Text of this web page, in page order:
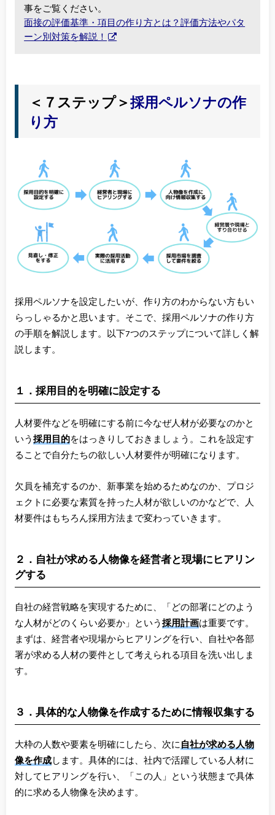
事をご覧ください。
面接の評価基準・項目の作り方とは？評価方法やパタ
ーン別対策を解説！
＜７ステップ＞採用ペルソナの作
り方
採用ペルソナを設定したいが、作り方のわからない方もい
らっしゃるかと思います。そこで、採用ペルソナの作り方
の手順を解説します。以下7つのステップについて詳しく解
説します。
１．採用目的を明確に設定する
人材要件などを明確にする前に今なぜ人材が必要なのかと
いう 採用目的をはっきりしておきましょう。これを設定す
ることで自分たちの欲しい人材要件が明確になります。
欠員を補充するのか、新事業を始めるためなのか、プロジ
ェクトに必要な素質を持った人材が欲しいのかなどで、人
材要件はもちろん採用方法まで変わっていきます。
２．自社が求める人物像を経営者と現場にヒアリン
グする
自社の経営戦略を実現するために、「どの部署にどのよう
な人材がどのくらい必要か」という 採用計画は重要です。
まずは、経営者や現場からヒアリングを行い、自社や各部
署が求める人材の要件として考えられる項目を洗い出しま
す。
３．具体的な人物像を作成するために情報収集する
大枠の人数や要素を明確にしたら、次に 自社が求める人物
像を作成します。具体的には、社内で活躍している人材に
対してヒアリングを行い、「この人」という状態まで具体
的に求める人物像を決めます。